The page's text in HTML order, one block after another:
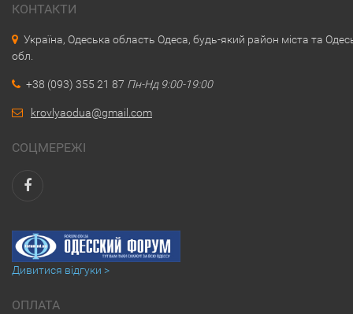
КОНТАКТИ
Україна, Одеська область Одеса, будь-який район міста та
обл.
+38 (093) 355 21 87 Пн-Нд 9:00-19:00
krovlyaodua@gmail.com
СОЦМЕРЕЖІ
Дивитися відгуки >
ОПЛАТА